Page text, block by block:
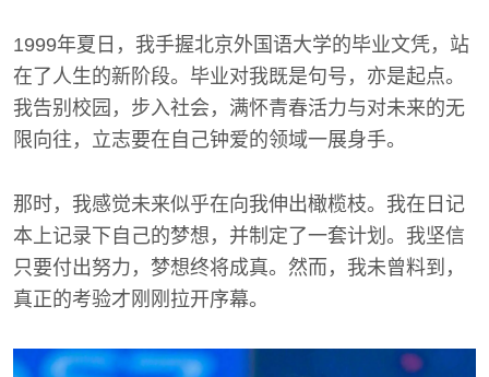
1999年夏日，我手握北京外国语大学的毕业文凭，站
在了人生的新阶段。毕业对我既是句号，亦是起点。
我告别校园，步入社会，满怀青春活力与对未来的无
限向往，立志要在自己钟爱的领域一展身手。
那时，我感觉未来似乎在向我伸出橄榄枝。我在日记
本上记录下自己的梦想，并制定了一套计划。我坚信
只要付出努力，梦想终将成真。然而，我未曾料到，
真正的考验才刚刚拉开序幕。